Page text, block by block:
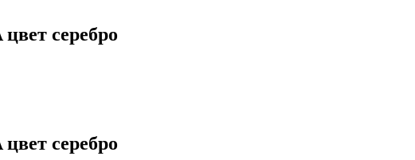
серебро
серебро